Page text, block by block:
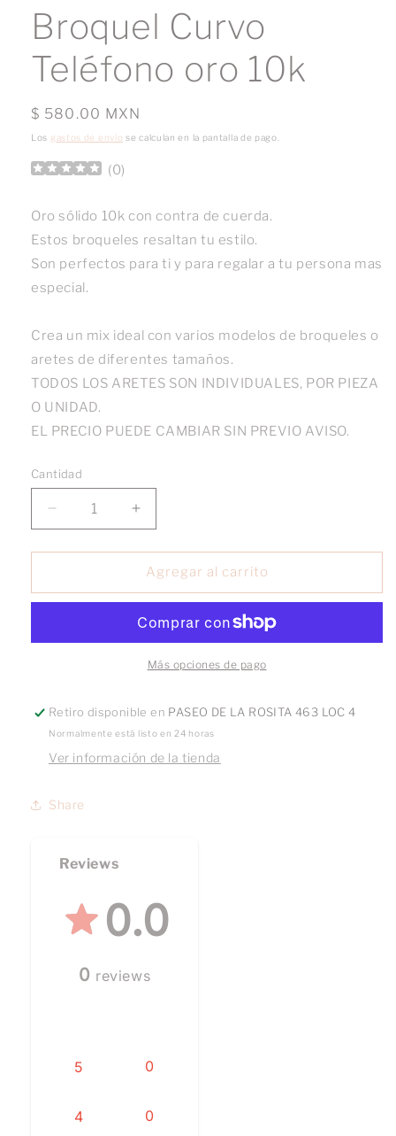
ventana
modal
Broquel Curvo
Teléfono oro 10k
Precio
habitual
$ 580.00 MXN
Los gastos de envío se calculan en la pantalla de pago.
(0)
Oro sólido 10k con contra de cuerda.
Estos broqueles resaltan tu estilo.
Son perfectos para ti y para regalar a tu persona mas
especial.
Crea un mix ideal con varios modelos de broqueles o
aretes de diferentes tamaños.
TODOS LOS ARETES SON INDIVIDUALES, POR PIEZA
O UNIDAD.
EL PRECIO PUEDE CAMBIAR SIN PREVIO AVISO.
Cantidad
Reducir
cantidad
para
Curvo
10k
Aumentar
cantidad
para
Broquel
Curvo
oro
10k
Agregar al carrito
Más opciones de pago
Retiro disponible en PASEO DE LA ROSITA 463 LOC 4
Normalmente está listo en 24 horas
Ver información de la tienda
Share
Reviews
0.0
0 reviews
5 0
4 0